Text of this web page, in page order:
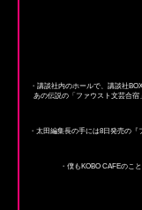
・講談社内のホールで、講談社
あの伝説の「ファウスト文芸合
・太田編集長の手には8日発売の
・僕もKOBO CAFEのこ